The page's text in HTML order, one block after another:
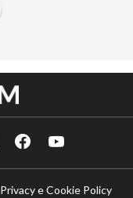
Privacy e Cookie Policy